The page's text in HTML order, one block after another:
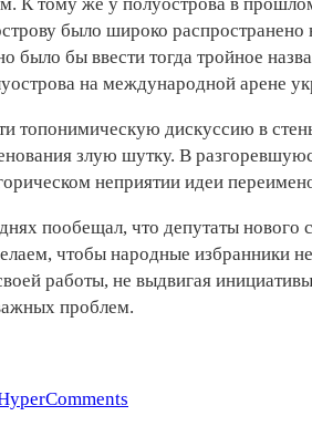
было широко распространено
было бы ввести тогда тройное
на международной арене
топонимическую дискуссию в
злую шутку. В
неприятии идеи
пообещал, что депутаты
чтобы народные избранники
работы, не выдвигая
проблем.